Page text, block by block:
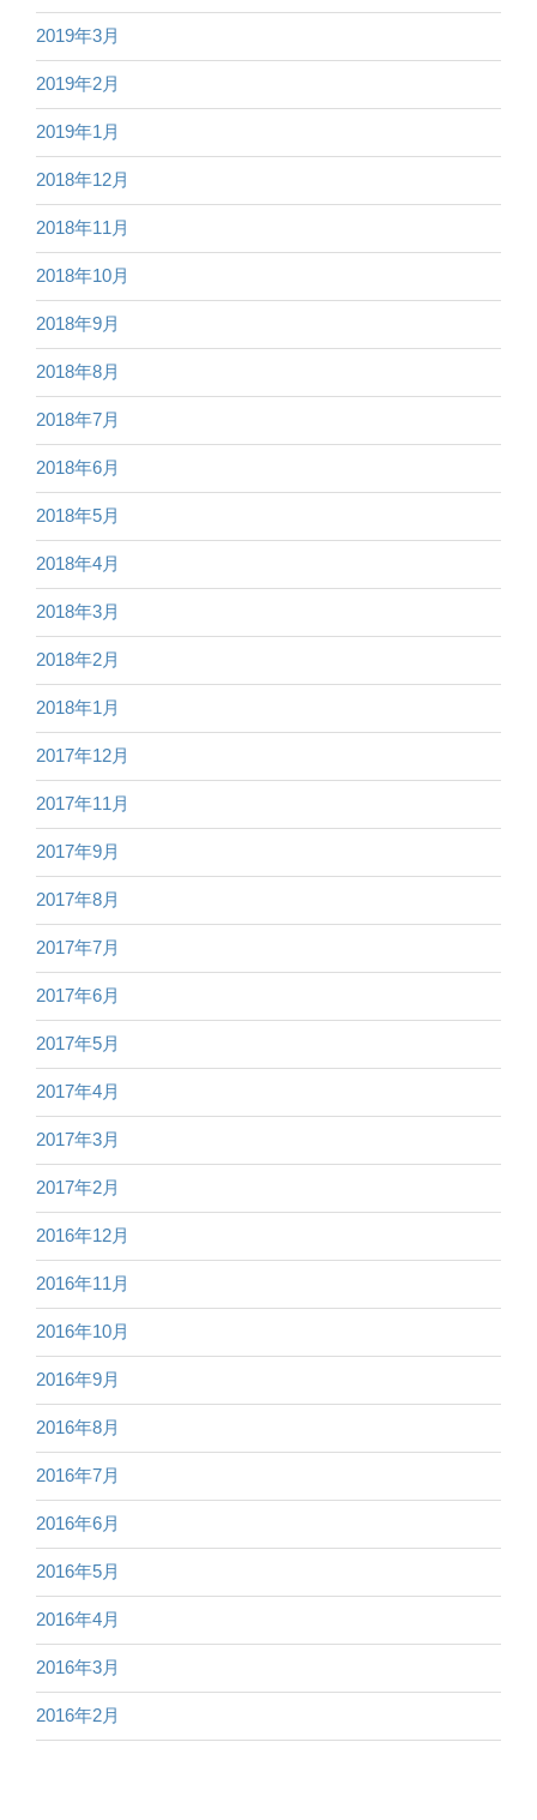
2019年3月
2019年2月
2019年1月
2018年12月
2018年11月
2018年10月
2018年9月
2018年8月
2018年7月
2018年6月
2018年5月
2018年4月
2018年3月
2018年2月
2018年1月
2017年12月
2017年11月
2017年9月
2017年8月
2017年7月
2017年6月
2017年5月
2017年4月
2017年3月
2017年2月
2016年12月
2016年11月
2016年10月
2016年9月
2016年8月
2016年7月
2016年6月
2016年5月
2016年4月
2016年3月
2016年2月